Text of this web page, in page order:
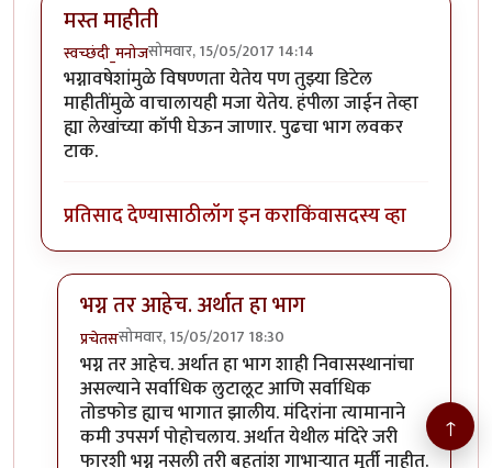
मस्त माहीती
स्वच्छंदी_मनोजसोमवार, 15/05/2017 14:14
भग्नावषेशांमुळे विषण्णता येतेय पण तुझ्या डिटेल
माहीतींमुळे वाचालायही मजा येतेय. हंपीला जाईन तेव्हा
ह्या लेखांच्या कॉपी घेऊन जाणार. पुढचा भाग लवकर
टाक.
प्रतिसाद देण्यासाठीलॉग इन कराकिंवासदस्य व्हा
भग्न तर आहेच. अर्थात हा भाग
प्रचेतससोमवार, 15/05/2017 18:30
In reply toमस्त माहीतीbyस्वच्छंदी_मनोज
भग्न तर आहेच. अर्थात हा भाग शाही निवासस्थानांचा
असल्याने सर्वाधिक लुटालूट आणि सर्वाधिक
तोडफोड ह्याच भागात झालीय. मंदिरांना त्यामानाने
कमी उपसर्ग पोहोचलाय. अर्थात येथील मंदिरे जरी
फारशी भग्न नसली तरी बहुतांश गाभाऱ्यात मूर्ती नाहीत.
↑